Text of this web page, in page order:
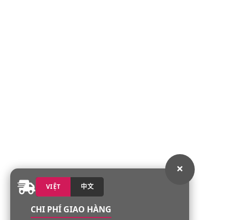
×
VIỆT 中文
CHI PHÍ GIAO HÀNG